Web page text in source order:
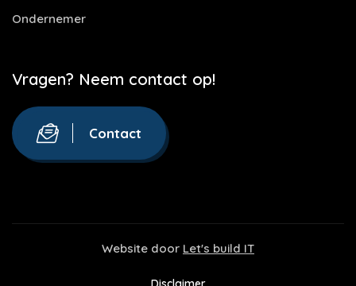
Ondernemer
Vragen? Neem contact op!
Contact
Website door Let's build IT